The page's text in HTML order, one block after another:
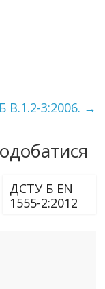
В.1.2-3:2006. →
ДСТУ Б EN
1555-2:2012